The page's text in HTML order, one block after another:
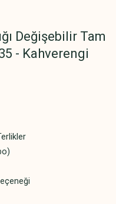
Değişebilir Tam
- Kahverengi